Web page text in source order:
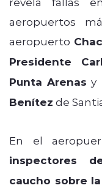
aeropuertos
aeropuerto
Presidente
Punta Arenas y
Benítez de
En el
inspectores
caucho sobre